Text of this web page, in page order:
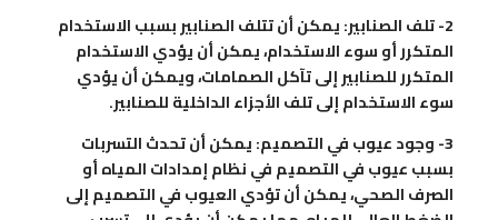
2- تلف الصنابير: يمكن أن تتلف الصنابير بسبب الاستخدام
المتكرر أو سوء الاستخدام، يمكن أن يؤدي الاستخدام
المتكرر للصنابير إلى تآكل الصمامات، ويمكن أن يؤدي
سوء الاستخدام إلى تلف الأجزاء الداخلية للصنابير.
3- وجود عيوب في التصميم: يمكن أن تحدث التسربات
بسبب عيوب في التصميم في نظام إمدادات المياه أو
الصرف الصحي، يمكن أن تؤدي العيوب في التصميم إلى